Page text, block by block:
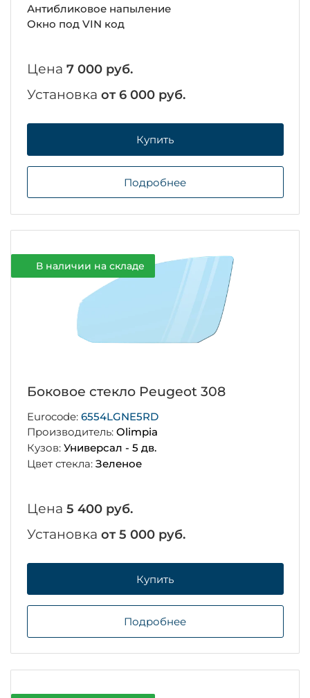
Антибликовое напыление
Окно под VIN код
Цена 7 000 руб.
Установка от 6 000 руб.
Купить
Подробнее
В наличии на складе
Боковое стекло Peugeot 308
Eurocode: 6554LGNE5RD
Производитель: Olimpia
Кузов: Универсал - 5 дв.
Цвет стекла: Зеленое
Цена 5 400 руб.
Установка от 5 000 руб.
Купить
Подробнее